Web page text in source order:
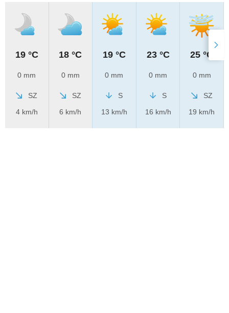
19 °C
0 mm
SZ
4 km/h
18 °C
0 mm
SZ
6 km/h
19 °C
0 mm
S
13 km/h
23 °C
0 mm
S
16 km/h
25 °C
0 mm
SZ
19 km/h